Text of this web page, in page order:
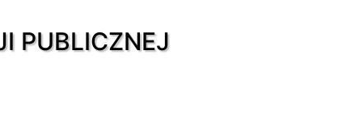
PUBLICZNEJ